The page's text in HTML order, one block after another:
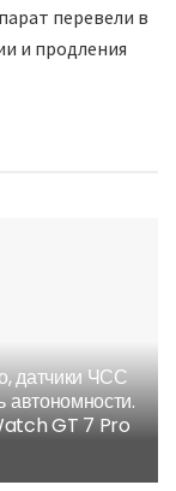
перевели в
и продления
датчики ЧСС
автономности.
GT 7 Pro